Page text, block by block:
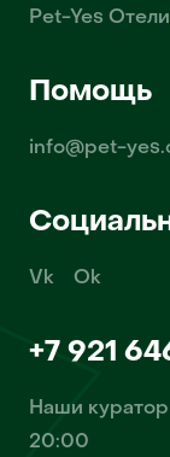
Pet-Yes Отели
Помощь
info@pet-
Vk Ok
+7 921
Наши
20:00